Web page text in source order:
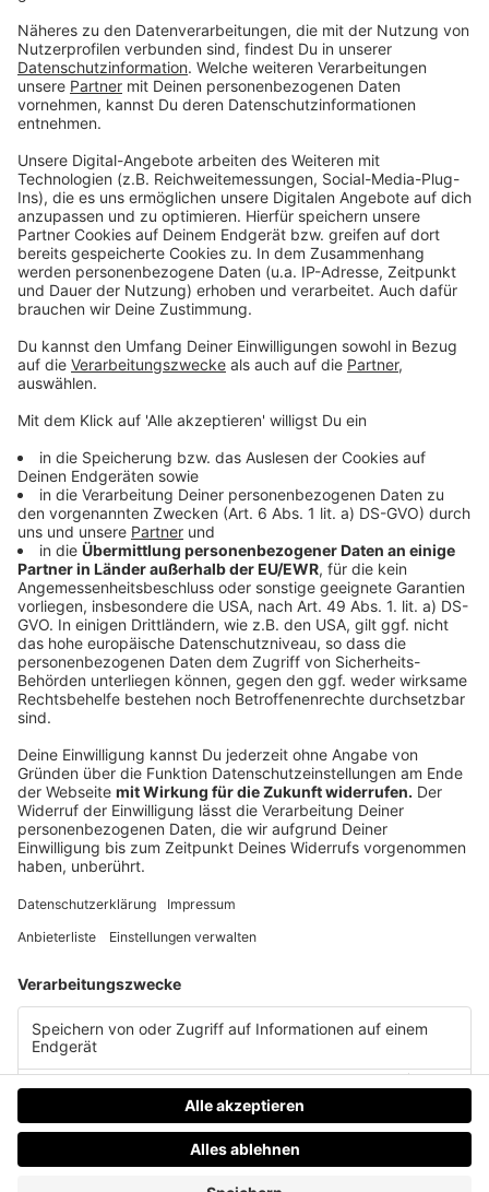
Herzblut in den Podcast. Wenn dir der Podcast
gefällt: Magst du mich mit einer ⭐⭐⭐⭐⭐ Bewertung
unterstützen? Du möchtest mir etwas mitteilen
oder Verbesserungen einbringen. Maile mir bitte an
daniel@theangryteddy.com Danke für deine
wertvolle Hilfe!
Gute Arbeit, die niemand kennt, gewinnt keinen
Markt.
Die meisten Unternehmen, mit denen ich arbeite,
haben kein Qualitätsproblem. Sie sind besser als ihr
Ruf. Nur weiß das draußen niemand.
darüber, wie sich das ändern lässt. Ein Thema, kein
Sammelbrief.
→teddy.click/newsletter
Wie sichtbar ist dein Unternehmen wirklich?
Der Potenzial-Check dauert vier Minuten. Danach
hast du einen Report mit einer Zahl und fünf
Bereichen — und siehst, wo bei euch draußen nichts
ankommt. Kein Verkaufsgespräch.
→teddy.click/podsignal
Wenn du lieber direkt redest: fünfzehn Minuten, kein
Pitch.teddy.click/termin
Daniel Friesenecker baut Unternehmern ihr
eigenes Medium. Podcast, Video, Strategie. Studio:
TeddyLab, Linz.
linkedin.com/in/friesenecker
Folge abonnieren:Apple·Spotify
Plattformen und RSS
DatenschutzImpressum AGBsJobsKontakt Werben